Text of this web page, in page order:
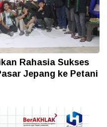
Rahasia Sukses
Jepang ke Petani